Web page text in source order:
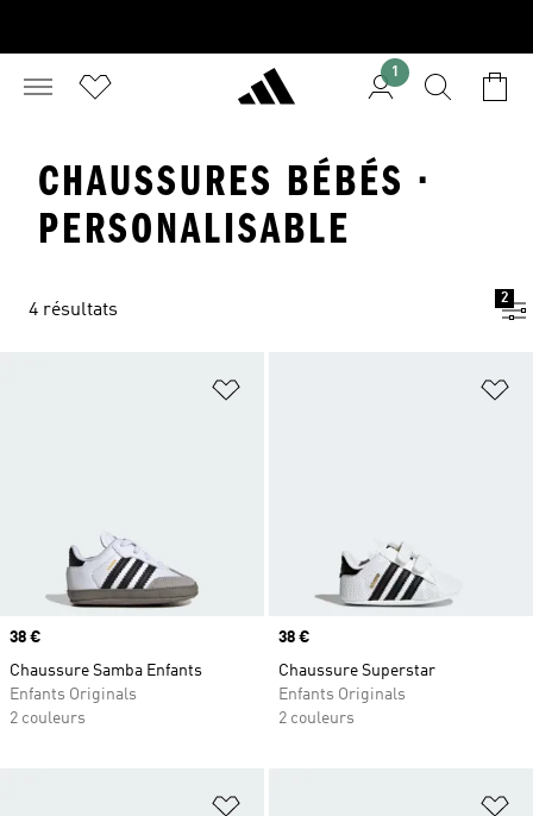
1
CHAUSSURES BÉBÉS ·
PERSONALISABLE
4 résultats
2
Ajouter à la Liste de produits
Prix
38 €
Chaussure Samba Enfants
Enfants Originals
2 couleurs
Prix
38 €
Chaussure Superstar
Enfants Originals
2 couleurs
Ajouter à la Liste de produits